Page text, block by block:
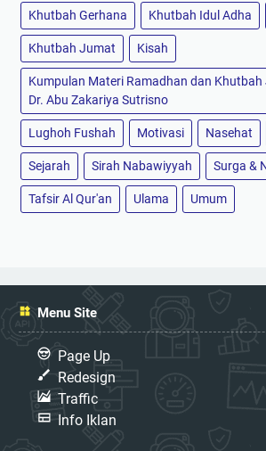
Khutbah Gerhana Khutbah Idul Adha
Khutbah Jumat Kisah
Kumpulan Materi Ramadhan dan Khutbah
Dr. Abu Zakariya Sutrisno
Lughoh Fushah Motivasi Nasehat
Sejarah Sirah Nabawiyyah Surga &
Tafsir Al Qur'an Ulama Umum
Menu Site
Page Up
Redesign
Traffic
Info Iklan